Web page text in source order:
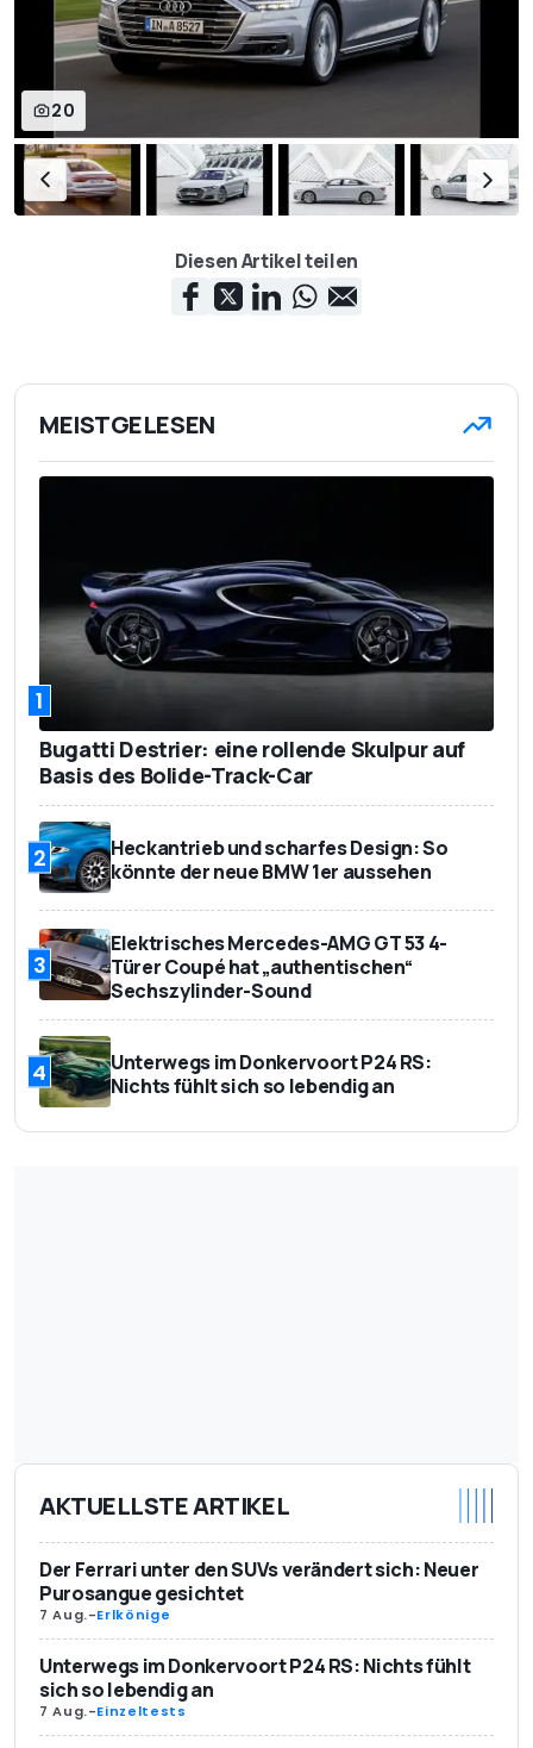
Radstand in mm 2.998
Leergewicht in kg 2.050
Zuladung in kg
Kofferraumvolumen in
Liter
505
Fahrleistungen / Verbrauch
Höchstgeschwindigkeit
Beschleunigung 0-100
5,9
EG-Gesamtverbrauch
in Liter/100 km
5,6
innerorts in Liter/100
EG-Verbrauch
außerorts in Liter/100
km
5,1
CO2-Emission in g/km 145
20
Diesen Artikel teilen
MEISTGELESEN
1
Bugatti Destrier: eine rollende Skulpur auf
Basis des Bolide-Track-Car
2
Heckantrieb und scharfes Design: So
könnte der neue BMW 1er aussehen
3
Elektrisches Mercedes-AMG GT 53 4-
Türer Coupé hat „authentischen“
Sechszylinder-Sound
4
Unterwegs im Donkervoort P24 RS:
Nichts fühlt sich so lebendig an
AKTUELLSTE ARTIKEL
Der Ferrari unter den SUVs verändert sich: Neuer
Purosangue gesichtet
7 Aug.-Erlkönige
Unterwegs im Donkervoort P24 RS: Nichts fühlt
sich so lebendig an
7 Aug.-Einzeltests